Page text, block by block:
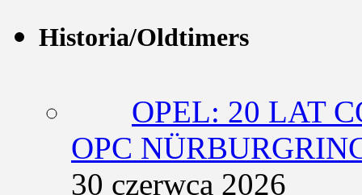
Historia/Oldtimers
OPEL: 20 LAT
OPC
30 czerwca 2026